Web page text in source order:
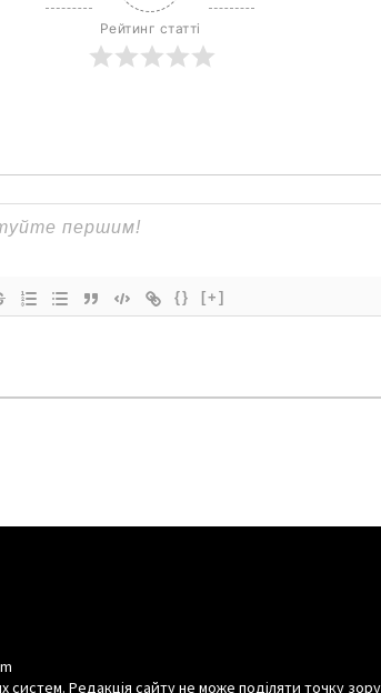
Рейтинг статті
{} [+]
систем. Редакція сайту не може поділяти точку зору